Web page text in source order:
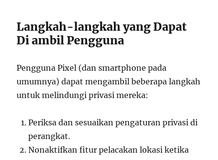
Langkah-langkah yang Dapat
Di ambil Pengguna
Pengguna Pixel (dan smartphone pada
umumnya) dapat mengambil beberapa langkah
untuk melindungi privasi mereka:
Periksa dan sesuaikan pengaturan privasi di
perangkat.
Nonaktifkan fitur pelacakan lokasi ketika